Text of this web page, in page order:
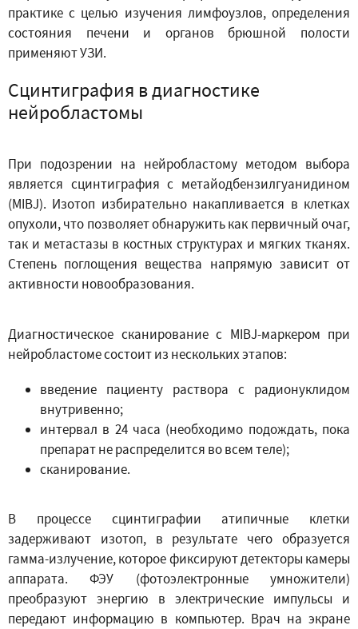
практике с целью изучения лимфоузлов, определения
состояния печени и органов брюшной полости
применяют УЗИ.
Сцинтиграфия в диагностике
нейробластомы
При подозрении на нейробластому методом выбора
является сцинтиграфия с метайодбензилгуанидином
(MIBJ). Изотоп избирательно накапливается в клетках
опухоли, что позволяет обнаружить как первичный очаг,
так и метастазы в костных структурах и мягких тканях.
Степень поглощения вещества напрямую зависит от
активности новообразования.
Диагностическое сканирование с MIBJ-маркером при
нейробластоме состоит из нескольких этапов:
введение пациенту раствора с радионуклидом
внутривенно;
интервал в 24 часа (необходимо подождать, пока
препарат не распределится во всем теле);
сканирование.
В процессе сцинтиграфии атипичные клетки
задерживают изотоп, в результате чего образуется
гамма-излучение, которое фиксируют детекторы камеры
аппарата. ФЭУ (фотоэлектронные умножители)
преобразуют энергию в электрические импульсы и
передают информацию в компьютер. Врач на экране